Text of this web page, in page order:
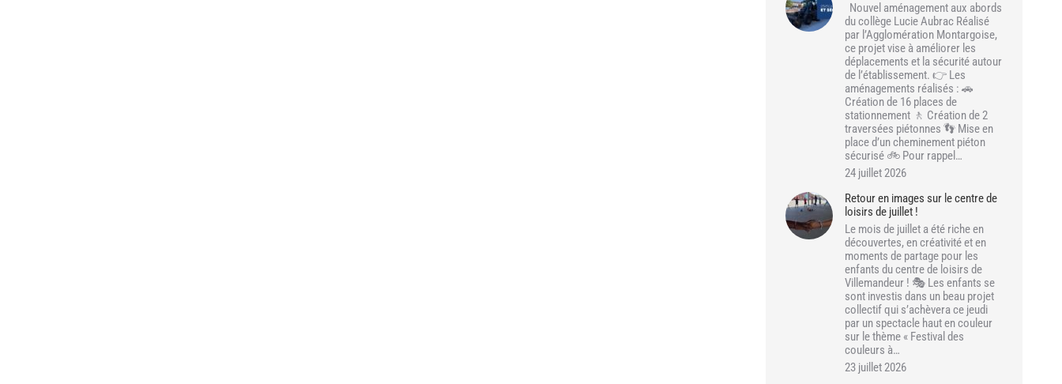
Nouvel aménagement aux abords
du collège Lucie Aubrac Réalisé
par l’Agglomération Montargoise,
ce projet vise à améliorer les
déplacements et la sécurité autour
de l’établissement. 👉 Les
aménagements réalisés : 🚗
Création de 16 places de
stationnement 🚶 Création de 2
traversées piétonnes 👣 Mise en
place d’un cheminement piéton
sécurisé 🚲 Pour rappel…
24 juillet 2026
Retour en images sur le centre de
loisirs de juillet !
Le mois de juillet a été riche en
découvertes, en créativité et en
moments de partage pour les
enfants du centre de loisirs de
Villemandeur ! 🎭 Les enfants se
sont investis dans un beau projet
collectif qui s’achèvera ce jeudi
par un spectacle haut en couleur
sur le thème « Festival des
couleurs à…
23 juillet 2026